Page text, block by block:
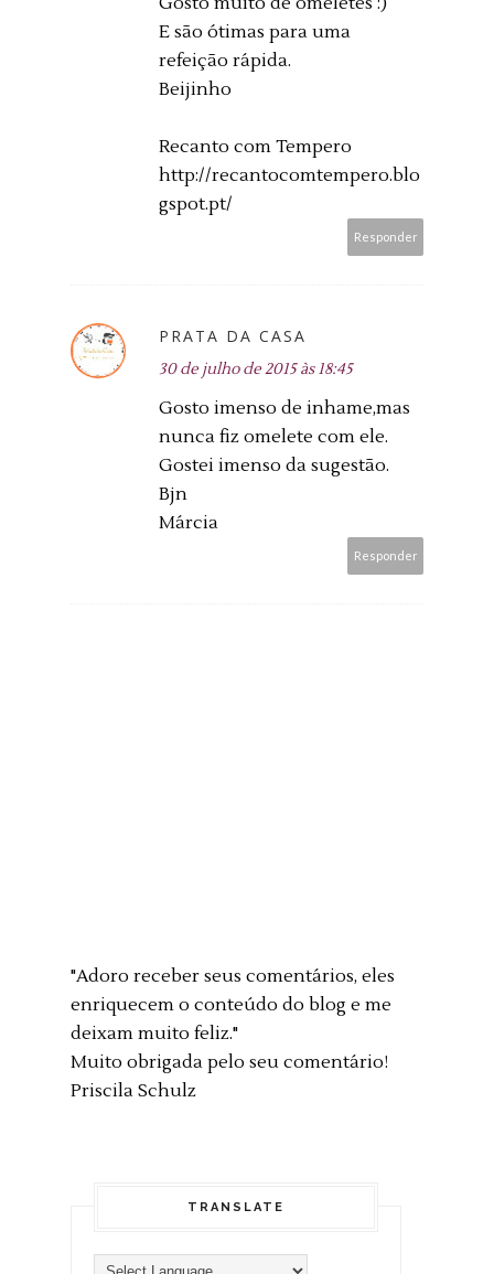
E são ótimas para uma
refeição rápida.
Beijinho
Recanto com Tempero
http://recantocomtempero.blo
gspot.pt/
Responder
PRATA DA CASA
30 de julho de 2015 às 18:45
Gosto imenso de inhame,mas
nunca fiz omelete com ele.
Gostei imenso da sugestão.
Bjn
Márcia
Responder
"Adoro receber seus comentários, eles
enriquecem o conteúdo do blog e me
deixam muito feliz."
Muito obrigada pelo seu comentário!
Priscila Schulz
TRANSLATE